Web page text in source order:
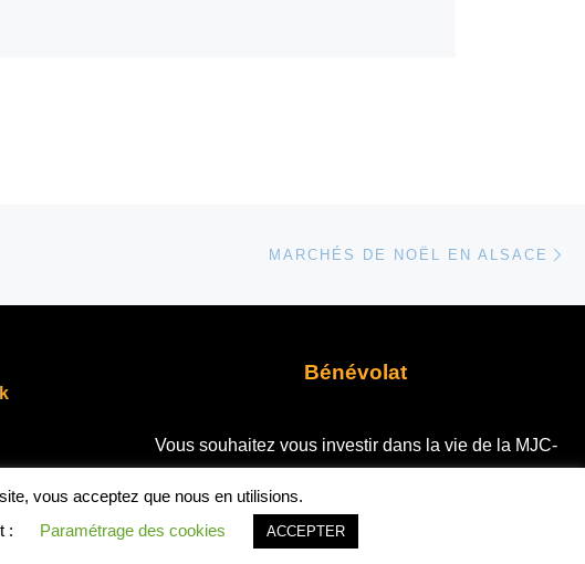
MARCHÉS DE NOËL EN ALSACE
Bénévolat
Vous souhaitez vous investir dans la vie de la MJC-
En fonction de votre temps et de vos envies, …
Prenez contact avec nous
vous acceptez que nous en utilisions.
:
Paramétrage des cookies ACCEPTER